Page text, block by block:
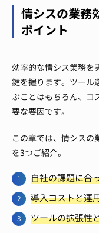
情シスの業務
ポイント
効率的な情シス業務を
鍵を握ります。ツール
ぶことはもちろん、コ
要な要因です。
この章では、情シスの
を3つご紹介。
自社の課題に合
導入コストと運
ツールの拡張性